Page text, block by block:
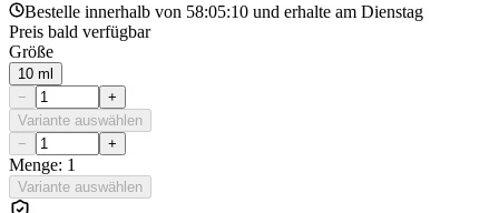
Bestelle innerhalb von 58:05:10 und erhalte am Dienstag
Preis bald verfügbar
Größe
10 ml
−
+
Variante auswählen
−
+
Menge: 1
Variante auswählen